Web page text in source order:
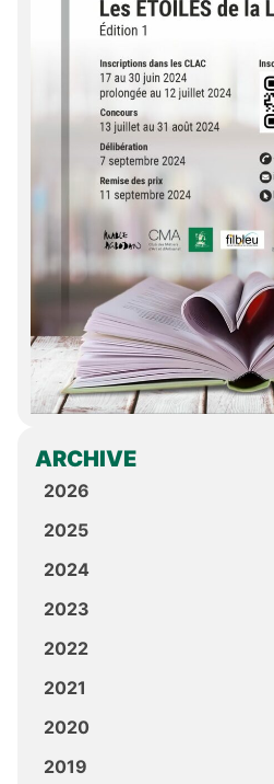
ARCHIVE
2026
2025
2024
2023
2022
2021
2020
2019